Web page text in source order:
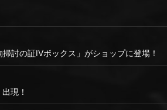
討の証IVボックス」がショップに登場！
現！